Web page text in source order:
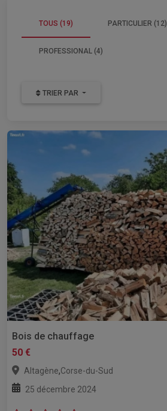
TOUS (19) PARTICULIER (12)
PROFESSIONAL (4)
TRIER PAR
Bois de chauffage
50 €
Altagène,Corse-du-Sud
25 décembre 2024